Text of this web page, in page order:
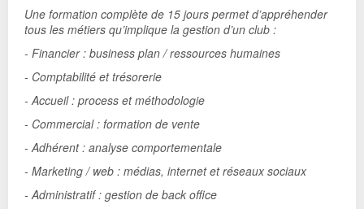
Une formation complète de 15 jours permet d’appréhender
tous les métiers qu’implique la gestion d’un club :
- Financier : business plan / ressources humaines
- Comptabilité et trésorerie
- Accueil : process et méthodologie
- Commercial : formation de vente
- Adhérent : analyse comportementale
- Marketing / web : médias, internet et réseaux sociaux
- Administratif : gestion de back office